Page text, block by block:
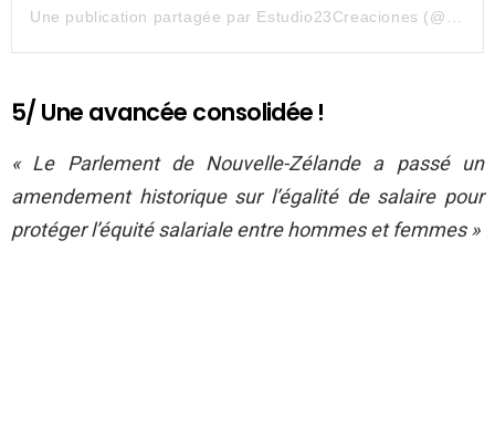
5/ Une avancée consolidée !
« Le Parlement de Nouvelle-Zélande a passé un
amendement historique sur l’égalité de salaire pour
protéger l’équité salariale entre hommes et femmes »